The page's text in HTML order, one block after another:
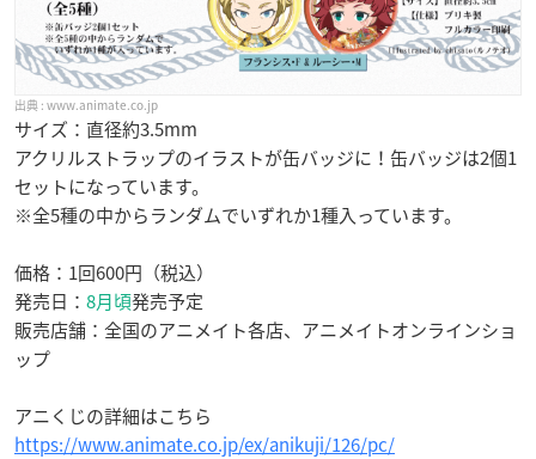
www.animate.co.jp
サイズ：直径約3.5mm
アクリルストラップのイラストが缶バッジに！缶バッジは2個1
セットになっています。
※全5種の中からランダムでいずれか1種入っています。
価格：1回600円（税込）
発売日： 8月頃発売予定
販売店舗：全国のアニメイト各店、アニメイトオンラインショ
ップ
アニくじの詳細はこちら
https://www.animate.co.jp/ex/anikuji/126/pc/